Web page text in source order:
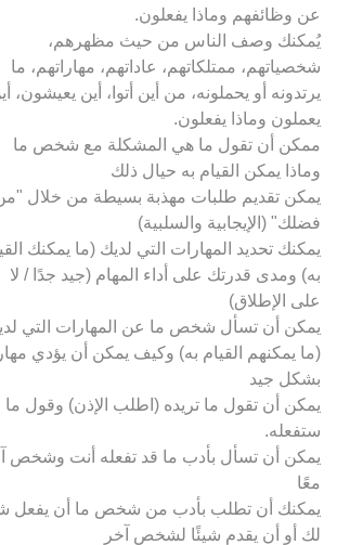
عن وظائفهم وماذا يفعلون.
يُمكنك وصف الناس من حيث مظهرهم،
شخصياتهم، ممتلكاتهم، عاداتهم، مهاراتهم، ما
يرتدونه أو يحملونه، من أين أتوا، أين يعيشون،
يعملون وماذا يفعلون.
ممكن أن تقول ما هي المشكلة مع شخص ما
وماذا يمكن القيام به حيال ذلك
يمكن تقديم طلبات مهذبة بسيطة من خلال
فضلك" (الإيجابية والسلبية)
يمكنك تحديد المهارات التي لديك (ما يمكنك
به) ومدى قدرتك على أداء المهام (جيد جدًا / لا
على الإطلاق)
يمكن أن تسأل شخص ما عن المهارات التي
(ما يمكنهم القيام به) وكيف يمكن أن يؤدي
بشكل جيد
يمكن أن تقول ما تريده (اطلب الإذن) وقول ما
ستفعله.
يمكن أن تسأل بأدب ما قد تفعله أنت وشخص
معًا
يمكنك أن تطلب بأدب من شخص ما أن يفعل
لك أو أن يقدم شيئًا لشخص آخر